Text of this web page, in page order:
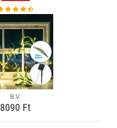
B.V.
8090 Ft